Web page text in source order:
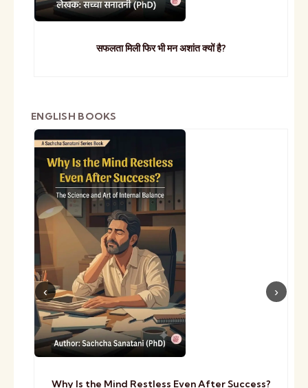
सफलता मिली फिर भी मन अशांत क्यों है?
ENGLISH BOOKS
Why Is the Mind Restless Even After Success?